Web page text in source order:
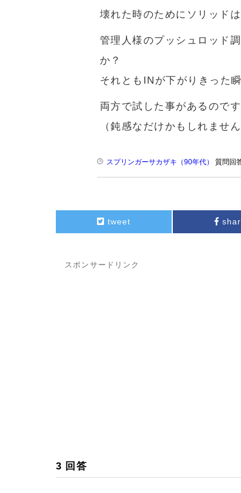
壊れた時のためにソリッド
管理人様のプッシュロッド
か？
それともINが下がりきった
両方で試した事があるので
（鈍感なだけかもしれません
スプリンガーサカザキ（90年代） 質問回
tweet
スポンサードリンク
3 回答